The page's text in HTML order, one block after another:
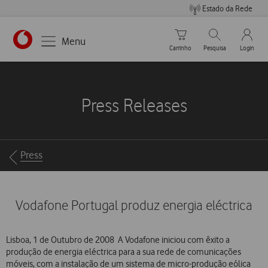
Estado da Rede
https://www.vodafone.pt
Menu
Carrinho de compras
Carrinho
Pesquisar
Pesquisa
My
Login
Press Releases
Breadcrumbs
Press
Vodafone Portugal produz energia eléctrica
Lisboa, 1 de Outubro de 2008  A Vodafone iniciou com êxito a
produção de energia eléctrica para a sua rede de comunicações
móveis, com a instalação de um sistema de micro-produção eólica